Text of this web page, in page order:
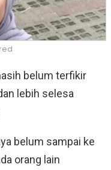
belum terfikir
lebih selesa
belum sampai ke
orang lain